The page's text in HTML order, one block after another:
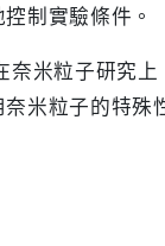
制實驗條件。
米粒子研究
米粒子的特殊